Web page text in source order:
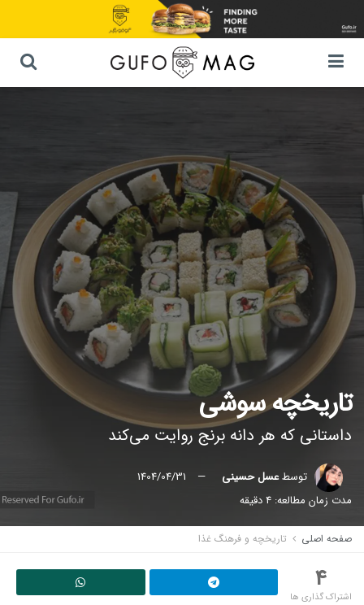
تاریخچه سوشی
داستانی که هر دانه برنج روایت می‌کند
توسطعسل حسینی
1404/04/31
مدت زمان مطالعه: 4 دقیقه
صفحه اصلی تاریخچه و فرهنگ غذا
4
اشتراک گذاری ها